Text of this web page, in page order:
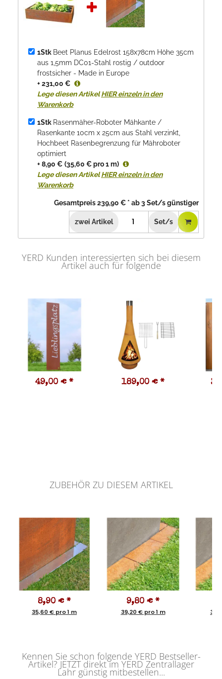
1Stk Beet Planus Edelrost 158x78cm Höhe 35cm
aus 1,5mm DC01-Stahl rostig / outdoor
frostsicher - Made in Europe
+ 231,00 €
Lege diesen ArtikelHIER einzeln in den
Warenkorb
1Stk Rasenmäher-Roboter Mähkante /
Rasenkante 10cm x 25cm aus Stahl verzinkt,
Hochbeet Rasenbegrenzung für Mähroboter
optimiert
+ 8,90 € (35,60 € pro 1 m)
Lege diesen ArtikelHIER einzeln in den
Warenkorb
Gesamtpreis239,90 € * ab3Set/s günstiger
zwei Artikel Set/s
YERD Kunden interessierten sich bei diesem
Artikel auch für folgende
49,00 € * 189,00 € *
ZUBEHÖR ZU DIESEM ARTIKEL
8,90 € *
35,60 € pro 1 m
9,80 € *
39,20 € pro 1 m
Kennen Sie schon folgende YERD Bestseller-
Artikel? JETZT direkt im YERD Zentrallager
Lahr günstig mitbestellen...